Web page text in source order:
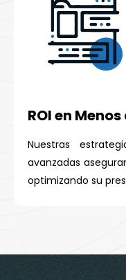
ROI en
Nuestras
avanzadas
optimizando su